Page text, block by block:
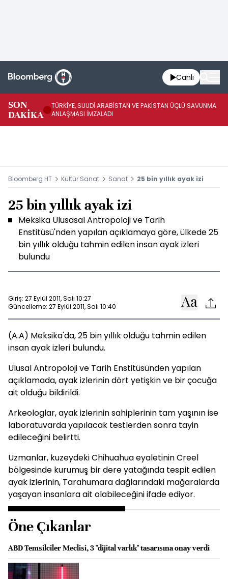
Canlı
SON
DAKİKA
TÜRKİYE, SUUDİ ARABİSTAN VE PAKİSTAN ÜÇLÜ SAVUNMA
ANLAŞMASI İMZALADI
Bloomberg HT Kültür Sanat Sanat 25 bin yıllık ayak izi
25 bin yıllık ayak izi
Meksika Ulusasal Antropoloji ve Tarih
Enstitüsü'nden yapılan açıklamaya göre, ülkede 25
bin yıllık olduğu tahmin edilen insan ayak izleri
bulundu
Giriş: 27 Eylül 2011, Salı 10:27
Güncelleme: 27 Eylül 2011, Salı 10:40
(A.A) Meksika'da, 25 bin yıllık olduğu tahmin edilen
insan ayak izleri bulundu.
Ulusal Antropoloji ve Tarih Enstitüsünden yapılan
açıklamada, ayak izlerinin dört yetişkin ve bir çocuğa
ait olduğu bildirildi.
Arkeologlar, ayak izlerinin sahiplerinin tam yaşının ise
laboratuvarda yapılacak testlerden sonra tayin
edileceğini belirtti.
Uzmanlar, kuzeydeki Chihuahua eyaletinin Creel
bölgesinde kurumuş bir dere yatağında tespit edilen
ayak izlerinin, Tarahumara dağlarındaki mağaralarda
yaşayan insanlara ait olabileceğini ifade ediyor.
Öne Çıkanlar
ABD Temsilciler Meclisi, 3 "dijital varlık" tasarısına onay verdi